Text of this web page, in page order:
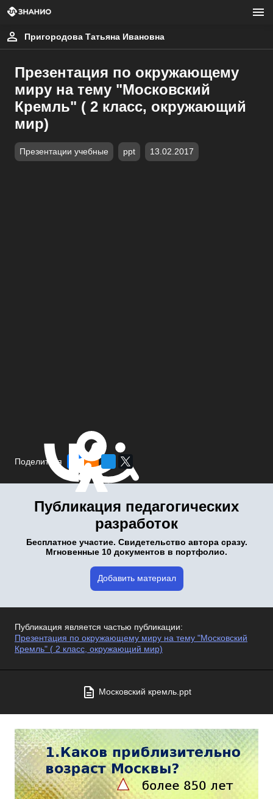
Пригородова Татьяна Ивановна
Презентация по окружающему
миру на тему "Московский
Кремль" ( 2 класс, окружающий
мир)
Презентации учебные ppt 13.02.2017
Поделиться
Публикация педагогических
разработок
Бесплатное участие. Свидетельство автора сразу.
Мгновенные 10 документов в портфолио.
Добавить материал
Публикация является частью публикации:
Презентация по окружающему миру на тему "Московский
Кремль" ( 2 класс, окружающий мир)
Московский кремль.ppt